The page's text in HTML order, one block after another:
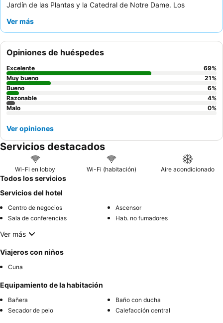
Jardín de las Plantas y la Catedral de Notre Dame. Los
llega a todas las plantas y una máquina de café en la zona de
constantemente, complementando el delicioso y abundante
desayuno. Para una estancia más tranquila, los huéspedes
recomiendan solicitar una habitación con vistas al jardín.
Ver más
Opiniones de huéspedes
Excelente 69%
Muy bueno
21%
Bueno
6%
Razonable
4%
Malo
0%
Ver opiniones
Servicios destacados
Wi-Fi en lobby Wi-Fi (habitación) Aire acondicionado
Todos los servicios
Servicios del hotel
Centro de negocios
Ascensor
Sala de conferencias
Hab. no fumadores
Ver más
Viajeros con niños
Cuna
Equipamiento de la habitación
Bañera
Baño con ducha
Secador de pelo
Calefacción central